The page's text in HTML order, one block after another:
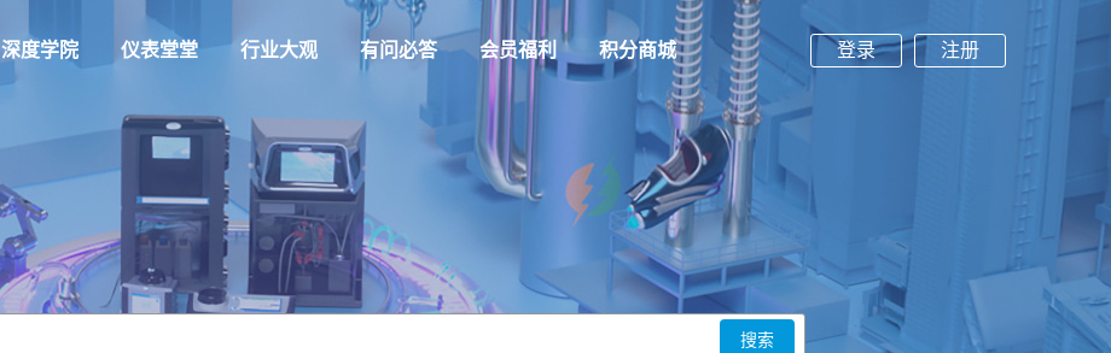
深度学院 仪表堂堂 行业大观 有问必答 会员福利 积分商城 登录 注册
搜索